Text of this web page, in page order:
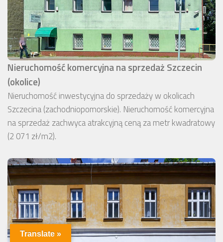
Nieruchomość komercyjna na sprzedaż Szczecin
(okolice)
Nieruchomość inwestycyjna do sprzedaży w okolicach
Szczecina (zachodniopomorskie). Nieruchomość komercyjna
na sprzedaż zachwyca atrakcyjną ceną za metr kwadratowy
(2 071 zł/m2).
Translate »